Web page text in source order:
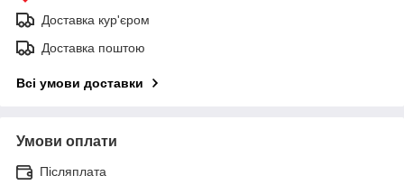
Доставка кур'єром
Доставка поштою
Всі умови доставки
Умови оплати
Післяплата